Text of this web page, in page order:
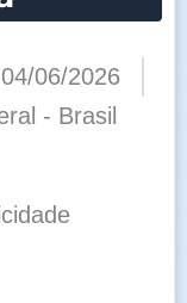
04/06/2026
- Brasil